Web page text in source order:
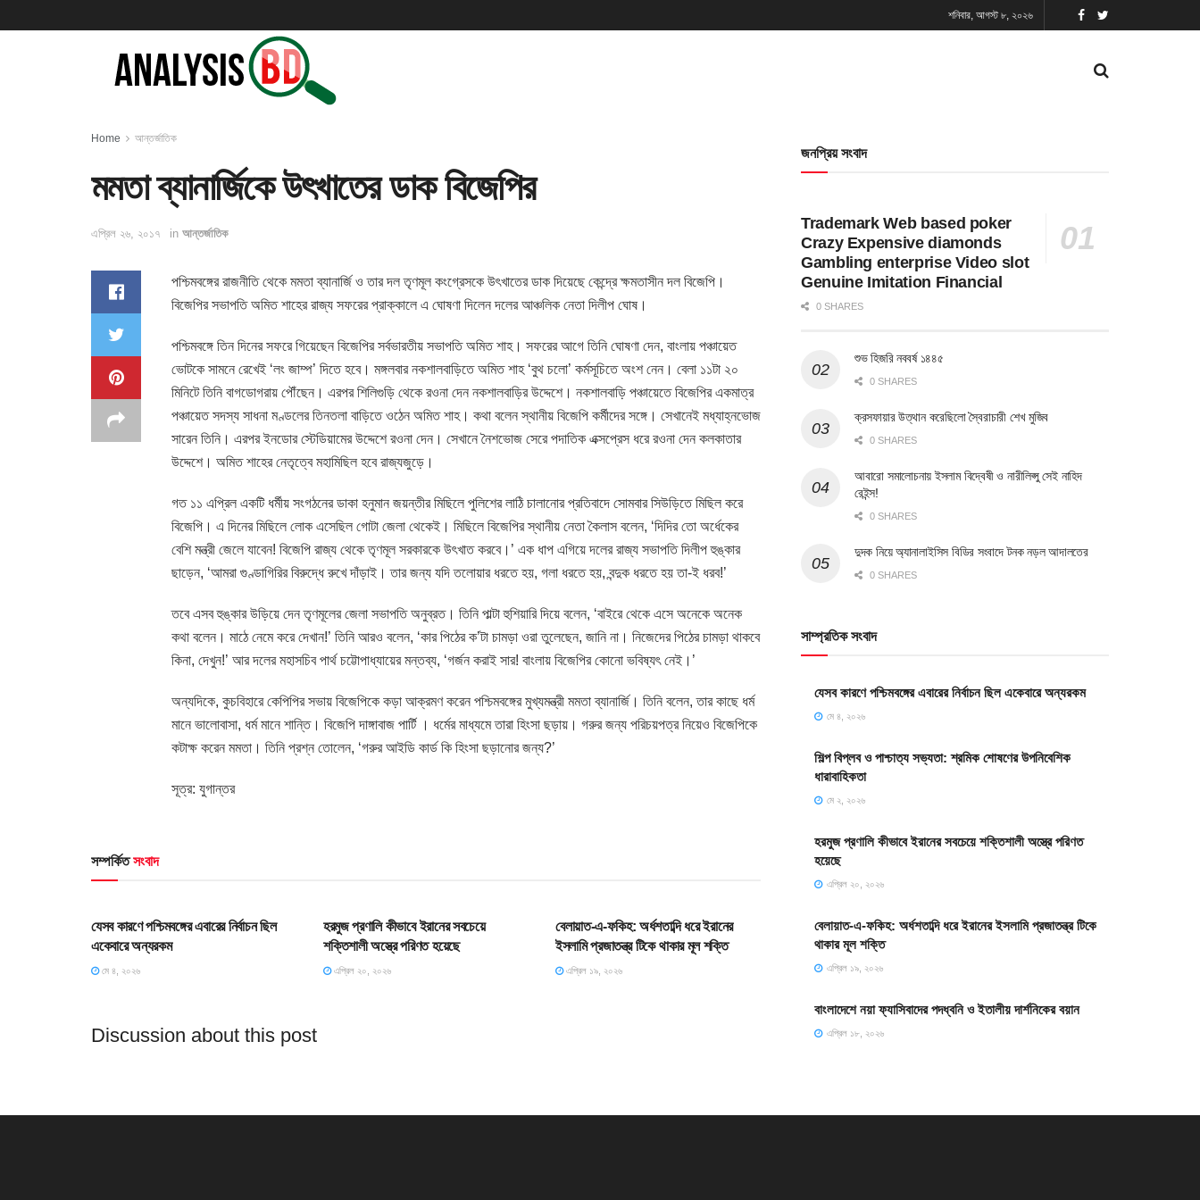
শনিবার, আগস্ট ৮, ২০২৬
Home আন্তর্জাতিক
মমতা ব্যানার্জিকে উৎখাতের ডাক বিজেপির
এপ্রিল ২৬, ২০১৭ in আন্তর্জাতিক
পশ্চিমবঙ্গের রাজনীতি থেকে মমতা ব্যানার্জি ও তার দল তৃণমূল কংগ্রেসকে উৎখাতের ডাক দিয়েছে কেন্দ্রে ক্ষমতাসীন দল বিজেপি।
বিজেপির সভাপতি অমিত শাহের রাজ্য সফরের প্রাক্কালে এ ঘোষণা দিলেন দলের আঞ্চলিক নেতা দিলীপ ঘোষ।
পশ্চিমবঙ্গে তিন দিনের সফরে গিয়েছেন বিজেপির সর্বভারতীয় সভাপতি অমিত শাহ। সফরের আগে তিনি ঘোষণা দেন, বাংলায় পঞ্চায়েত
ভোটকে সামনে রেখেই ‘লং জাম্প’ দিতে হবে। মঙ্গলবার নকশালবাড়িতে অমিত শাহ ‘বুথ চলো’ কর্মসূচিতে অংশ নেন। বেলা ১১টা ২০
মিনিটে তিনি বাগডোগরায় পৌঁছেন। এরপর শিলিগুড়ি থেকে রওনা দেন নকশালবাড়ির উদ্দেশে। নকশালবাড়ি পঞ্চায়েতে বিজেপির একমাত্র
পঞ্চায়েত সদস্য সাধনা মণ্ডলের তিনতলা বাড়িতে ওঠেন অমিত শাহ। কথা বলেন স্থানীয় বিজেপি কর্মীদের সঙ্গে। সেখানেই মধ্যাহ্নভোজ
সারেন তিনি। এরপর ইনডোর স্টেডিয়ামের উদ্দেশে রওনা দেন। সেখানে নৈশভোজ সেরে পদাতিক এক্সপ্রেস ধরে রওনা দেন কলকাতার
উদ্দেশে। অমিত শাহের নেতৃত্বে মহামিছিল হবে রাজ্যজুড়ে।
গত ১১ এপ্রিল একটি ধর্মীয় সংগঠনের ডাকা হনুমান জয়ন্তীর মিছিলে পুলিশের লাঠি চালানোর প্রতিবাদে সোমবার সিউড়িতে মিছিল করে
বিজেপি। এ দিনের মিছিলে লোক এসেছিল গোটা জেলা থেকেই। মিছিলে বিজেপির স্থানীয় নেতা কৈলাস বলেন, ‘দিদির তো অর্ধেকের
বেশি মন্ত্রী জেলে যাবেন! বিজেপি রাজ্য থেকে তৃণমূল সরকারকে উৎখাত করবে।’ এক ধাপ এগিয়ে দলের রাজ্য সভাপতি দিলীপ হুঙ্কার
ছাড়েন, ‘আমরা গুণ্ডাগিরির বিরুদ্ধে রুখে দাঁড়াই। তার জন্য যদি তলোয়ার ধরতে হয়, গলা ধরতে হয়, বন্দুক ধরতে হয় তা-ই ধরব!’
তবে এসব হুঙ্কার উড়িয়ে দেন তৃণমূলের জেলা সভাপতি অনুব্রত। তিনি পাল্টা হুশিয়ারি দিয়ে বলেন, ‘বাইরে থেকে এসে অনেকে অনেক
কথা বলেন। মাঠে নেমে করে দেখান!’ তিনি আরও বলেন, ‘কার পিঠের ক’টা চামড়া ওরা তুলেছেন, জানি না। নিজেদের পিঠের চামড়া থাকবে
কিনা, দেখুন!’ আর দলের মহাসচিব পার্থ চট্টোপাধ্যায়ের মন্তব্য, ‘গর্জন করাই সার! বাংলায় বিজেপির কোনো ভবিষ্যৎ নেই।’
অন্যদিকে, কুচবিহারে কেপিপির সভায় বিজেপিকে কড়া আক্রমণ করেন পশ্চিমবঙ্গের মুখ্যমন্ত্রী মমতা ব্যানার্জি। তিনি বলেন, তার কাছে ধর্ম
মানে ভালোবাসা, ধর্ম মানে শান্তি। বিজেপি দাঙ্গাবাজ পার্টি । ধর্মের মাধ্যমে তারা হিংসা ছড়ায়। গরুর জন্য পরিচয়পত্র নিয়েও বিজেপিকে
কটাক্ষ করেন মমতা। তিনি প্রশ্ন তোলেন, ‘গরুর আইডি কার্ড কি হিংসা ছড়ানোর জন্য?’
সূত্র: যুগান্তর
সম্পর্কিতসংবাদ
যেসব কারণে পশ্চিমবঙ্গের এবারের নির্বাচন ছিল
একেবারে অন্যরকম
মে ৪, ২০২৬
হরমুজ প্রণালি কীভাবে ইরানের সবচেয়ে
শক্তিশালী অস্ত্রে পরিণত হয়েছে
এপ্রিল ২০, ২০২৬
বেলায়াত-এ-ফকিহ: অর্ধশতাব্দি ধরে ইরানের
ইসলামি প্রজাতন্ত্র টিকে থাকার মূল শক্তি
এপ্রিল ১৯, ২০২৬
Discussion about this post
জনপ্রিয় সংবাদ
Trademark Web based poker
Crazy Expensive diamonds
Gambling enterprise Video slot
Genuine Imitation Financial
0 SHARES
শুভ হিজরি নববর্ষ ১৪৪৫
0 SHARES
ক্রসফায়ার উত্থান করেছিলো স্বৈরাচারী শেখ মুজিব
0 SHARES
আবারো সমালোচনায় ইসলাম বিদ্বেষী ও নারীলিপ্সু সেই নাহিদ
রেইন্স!
0 SHARES
দুদক নিয়ে অ্যানালাইসিস বিডির সংবাদে টনক নড়ল আদালতের
0 SHARES
সাম্প্রতিক সংবাদ
যেসব কারণে পশ্চিমবঙ্গের এবারের নির্বাচন ছিল একেবারে অন্যরকম
মে ৪, ২০২৬
শিল্প বিপ্লব ও পাশ্চাত্য সভ্যতা: শ্রমিক শোষণের উপনিবেশিক
ধারাবাহিকতা
মে ২, ২০২৬
হরমুজ প্রণালি কীভাবে ইরানের সবচেয়ে শক্তিশালী অস্ত্রে পরিণত
হয়েছে
এপ্রিল ২০, ২০২৬
বেলায়াত-এ-ফকিহ: অর্ধশতাব্দি ধরে ইরানের ইসলামি প্রজাতন্ত্র টিকে
থাকার মূল শক্তি
এপ্রিল ১৯, ২০২৬
বাংলাদেশে নয়া ফ্যাসিবাদের পদধ্বনি ও ইতালীয় দার্শনিকের বয়ান
এপ্রিল ১৮, ২০২৬